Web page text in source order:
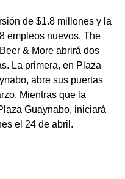
de $1.8 millones y la
empleos nuevos, The
& More abrirá dos
La primera, en Plaza
abre sus puertas
Mientras que la
Guaynabo, iniciará
el 24 de abril.